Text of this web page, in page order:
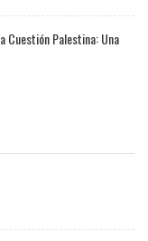
Cuestión Palestina: Una